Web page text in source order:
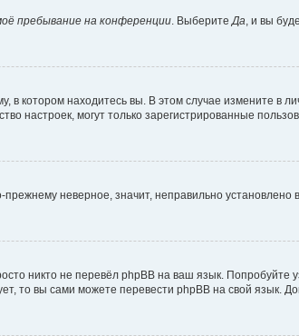
пребывание на конференции. ВыберитеДа, и вы
котором находитесь вы. В этом случае измените в
настроек, могут только зарегистрированные
неверное, значит, неправильно
никто не перевёл phpBB на ваш язык. Попробуйте
то вы сами можете перевести phpBB на свой